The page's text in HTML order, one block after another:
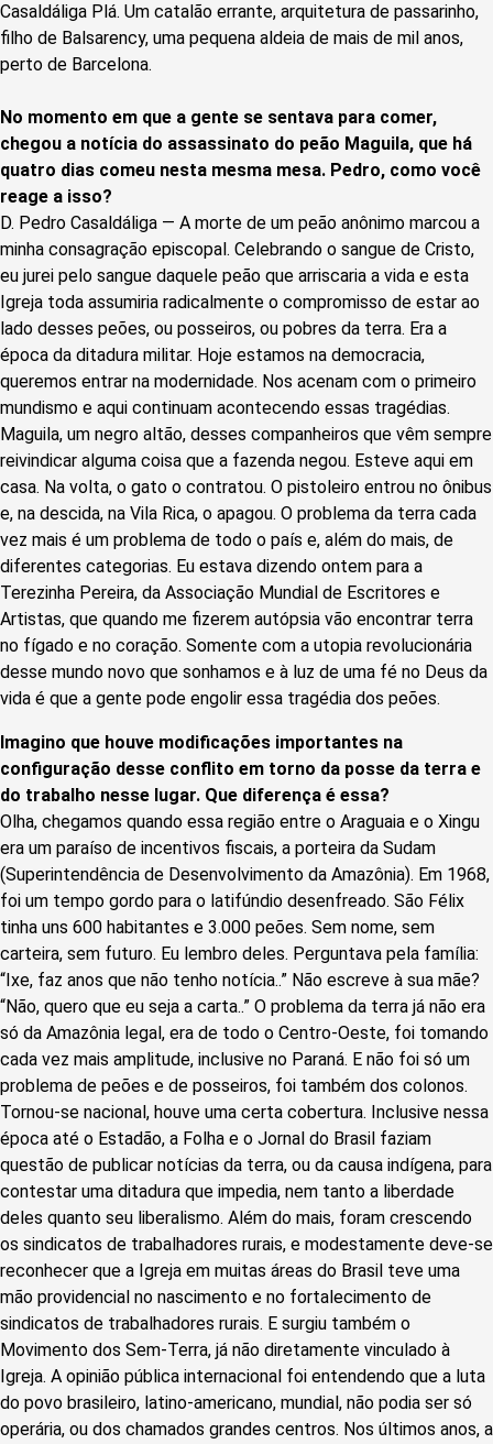
Casaldáliga Plá. Um catalão errante, arquitetura de passarinho,
filho de Balsarency, uma pequena aldeia de mais de mil anos,
perto de Barcelona.
No momento em que a gente se sentava para comer,
chegou a notícia do assassinato do peão Maguila, que há
quatro dias comeu nesta mesma mesa. Pedro, como você
reage a isso?
D. Pedro Casaldáliga — A morte de um peão anônimo marcou a
minha consagração episcopal. Celebrando o sangue de Cristo,
eu jurei pelo sangue daquele peão que arriscaria a vida e esta
Igreja toda assumiria radicalmente o compromisso de estar ao
lado desses peões, ou posseiros, ou pobres da terra. Era a
época da ditadura militar. Hoje estamos na democracia,
queremos entrar na modernidade. Nos acenam com o primeiro
mundismo e aqui continuam acontecendo essas tragédias.
Maguila, um negro altão, desses companheiros que vêm sempre
reivindicar alguma coisa que a fazenda negou. Esteve aqui em
casa. Na volta, o gato o contratou. O pistoleiro entrou no ônibus
e, na descida, na Vila Rica, o apagou. O problema da terra cada
vez mais é um problema de todo o país e, além do mais, de
diferentes categorias. Eu estava dizendo ontem para a
Terezinha Pereira, da Associação Mundial de Escritores e
Artistas, que quando me fizerem autópsia vão encontrar terra
no fígado e no coração. Somente com a utopia revolucionária
desse mundo novo que sonhamos e à luz de uma fé no Deus da
vida é que a gente pode engolir essa tragédia dos peões.
Imagino que houve modificações importantes na
configuração desse conflito em torno da posse da terra e
do trabalho nesse lugar. Que diferença é essa?
Olha, chegamos quando essa região entre o Araguaia e o Xingu
era um paraíso de incentivos fiscais, a porteira da Sudam
(Superintendência de Desenvolvimento da Amazônia). Em 1968,
foi um tempo gordo para o latifúndio desenfreado. São Félix
tinha uns 600 habitantes e 3.000 peões. Sem nome, sem
carteira, sem futuro. Eu lembro deles. Perguntava pela família:
“Ixe, faz anos que não tenho notícia..” Não escreve à sua mãe?
“Não, quero que eu seja a carta..” O problema da terra já não era
só da Amazônia legal, era de todo o Centro-Oeste, foi tomando
cada vez mais amplitude, inclusive no Paraná. E não foi só um
problema de peões e de posseiros, foi também dos colonos.
Tornou-se nacional, houve uma certa cobertura. Inclusive nessa
época até o Estadão, a Folha e o Jornal do Brasil faziam
questão de publicar notícias da terra, ou da causa indígena, para
contestar uma ditadura que impedia, nem tanto a liberdade
deles quanto seu liberalismo. Além do mais, foram crescendo
os sindicatos de trabalhadores rurais, e modestamente deve-se
reconhecer que a Igreja em muitas áreas do Brasil teve uma
mão providencial no nascimento e no fortalecimento de
sindicatos de trabalhadores rurais. E surgiu também o
Movimento dos Sem-Terra, já não diretamente vinculado à
Igreja. A opinião pública internacional foi entendendo que a luta
do povo brasileiro, latino-americano, mundial, não podia ser só
operária, ou dos chamados grandes centros. Nos últimos anos, a